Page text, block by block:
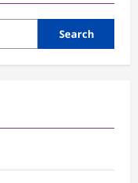
Search